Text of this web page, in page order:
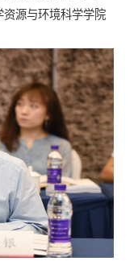
源与环境科学学院